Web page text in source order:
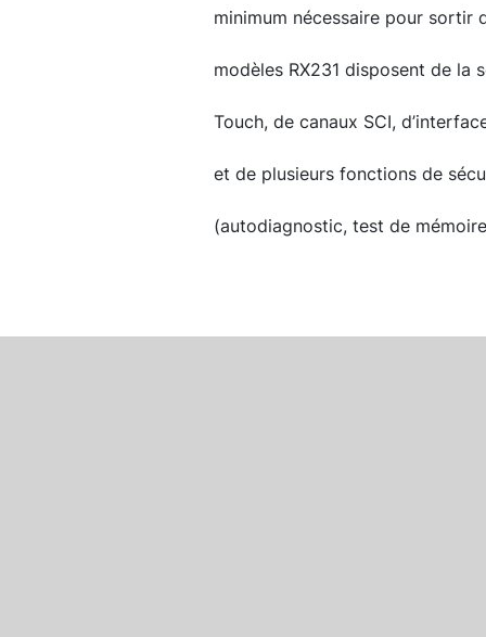
minimum nécessaire pour sortir
modèles RX231 disposent de
Touch, de canaux SCI,
et de plusieurs fonctions de
(autodiagnostic, test de